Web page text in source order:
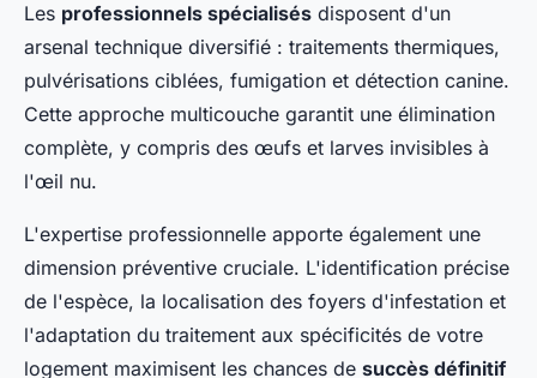
Les professionnels spécialisés disposent d'un
arsenal technique diversifié : traitements thermiques,
pulvérisations ciblées, fumigation et détection canine.
Cette approche multicouche garantit une élimination
complète, y compris des œufs et larves invisibles à
l'œil nu.
L'expertise professionnelle apporte également une
dimension préventive cruciale. L'identification précise
de l'espèce, la localisation des foyers d'infestation et
l'adaptation du traitement aux spécificités de votre
logement maximisent les chances de succès définitif